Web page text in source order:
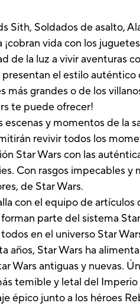
Sith, Soldados de asalto,
¡cobran vida con los
de la luz a vivir aventuras
el estilo
más grandes o de los
te puede ofrecer!
escenas y momentos de la
revivir todos los
Star Wars con las
Con rasgos impecables
de Star Wars.
con el equipo de artículos
parte del sistema
en el universo Star
años, Star Wars ha
Wars antiguas y nuevas.
temible y letal del
épico junto a los héroes